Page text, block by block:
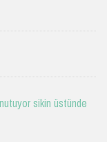
sikin üstünde